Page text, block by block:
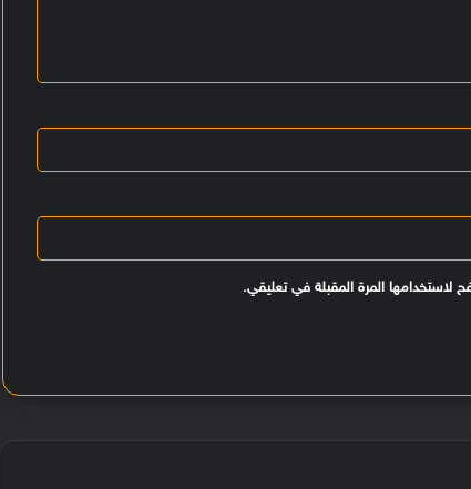
لاستخدامها المرة المقبلة في تعليقي.